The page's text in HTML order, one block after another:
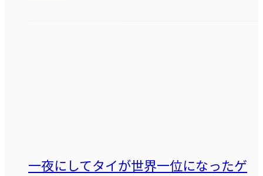
一夜にしてタイが世界一位になったゲ